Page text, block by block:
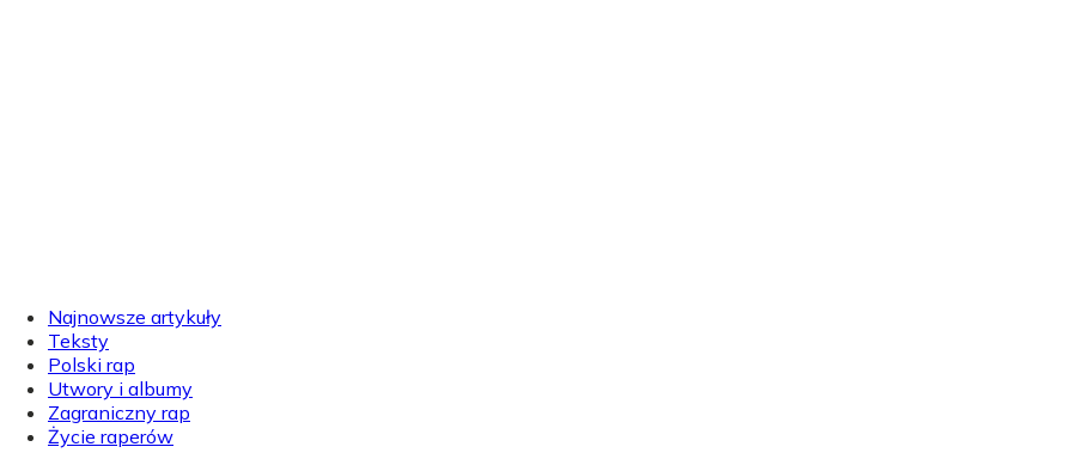
Najnowsze artykuły
Teksty
Polski rap
Utwory i albumy
Zagraniczny rap
Życie raperów